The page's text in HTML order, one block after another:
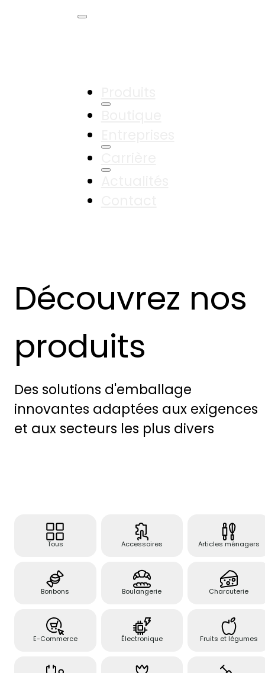
Découvrez nos
produits
Des solutions d'emballage
innovantes adaptées aux exigences
et aux secteurs les plus divers
Tous Accessoires Articles ménagers
Bonbons Boulangerie Charcuterie
E-Commerce Électronique Fruits et légumes